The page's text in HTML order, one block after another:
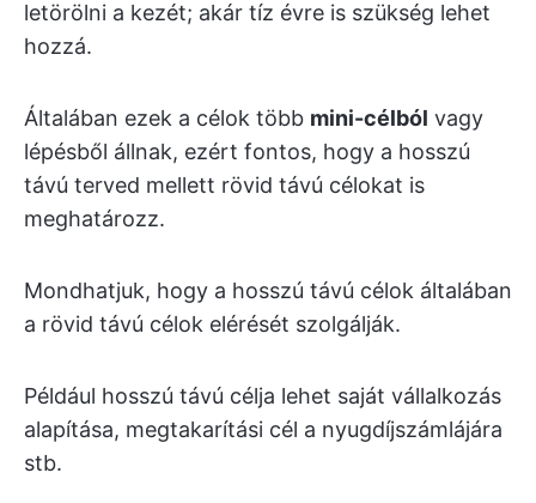
letörölni a kezét; akár tíz évre is szükség lehet
hozzá.
Általában ezek a célok több mini-célból vagy
lépésből állnak, ezért fontos, hogy a hosszú
távú terved mellett rövid távú célokat is
meghatározz.
Mondhatjuk, hogy a hosszú távú célok általában
a rövid távú célok elérését szolgálják.
Például hosszú távú célja lehet saját vállalkozás
alapítása, megtakarítási cél a nyugdíjszámlájára
stb.